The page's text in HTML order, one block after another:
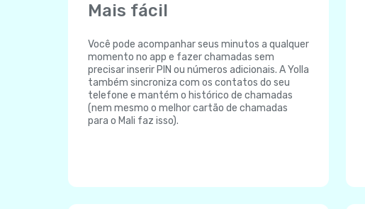
Mais fácil
Você pode acompanhar seus minutos a qualquer
momento no app e fazer chamadas sem
precisar inserir PIN ou números adicionais. A Yolla
também sincroniza com os contatos do seu
telefone e mantém o histórico de chamadas
(nem mesmo o melhor cartão de chamadas
para o Mali faz isso).